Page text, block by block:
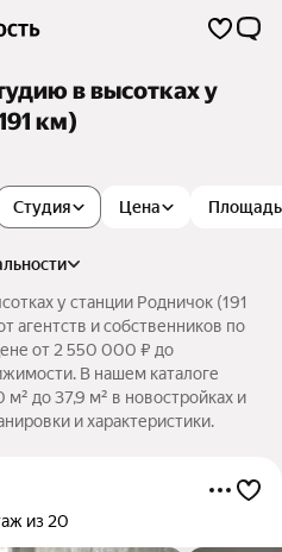
в высотках у
км)
Студия Цена Площадь
у станции Родничок (191
агентств и собственников по
от 2 550 000 ₽ до
В нашем каталоге
до 37,9 м² в новостройках и
и характеристики.
из 20